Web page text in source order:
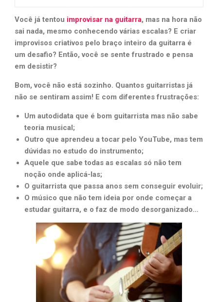
Você já tentou improvisar na guitarra, mas na hora não
sai nada, mesmo conhecendo várias escalas? E criar
improvisos criativos pelo braço inteiro da guitarra é
um desafio? Então, você se sente frustrado e pensa
em desistir?
Bom, você não está sozinho. Quantos guitarristas já
não se sentiram assim! E com diferentes frustrações:
Um autodidata que é bom guitarrista mas não sabe
teoria musical;
Outro que aprendeu a tocar pelo YouTube, mas tem
dúvidas no estudo do instrumento;
Aquele que sabe todas as escalas só não tem
noção onde aplicá-las;
O guitarrista que passa anos sem conseguir evoluir;
O músico que não tem ideia por onde começar a
estudar guitarra, e o faz de modo desorganizado…